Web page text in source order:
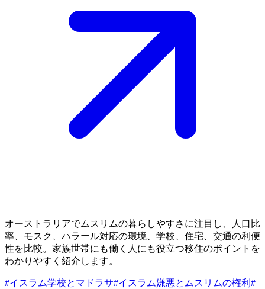
オーストラリアでムスリムの暮らしやすさに注目し、人口比
率、モスク、ハラール対応の環境、学校、住宅、交通の利便
性を比較。家族世帯にも働く人にも役立つ移住のポイントを
わかりやすく紹介します。
#イスラム学校とマドラサ#イスラム嫌悪とムスリムの権利 #